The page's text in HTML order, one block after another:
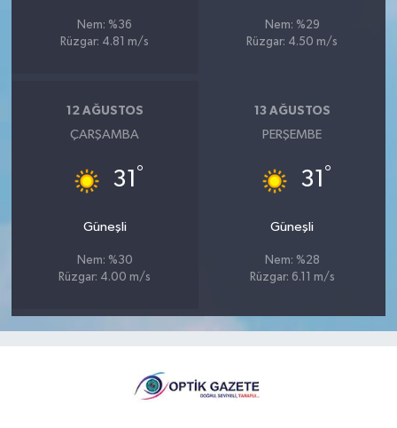
Nem: %36
Rüzgar: 4.81 m/s
Nem: %29
Rüzgar: 4.50 m/s
12 AĞUSTOS
ÇARŞAMBA
31 °
Güneşli
Nem: %30
Rüzgar: 4.00 m/s
13 AĞUSTOS
PERŞEMBE
31 °
Güneşli
Nem: %28
Rüzgar: 6.11 m/s